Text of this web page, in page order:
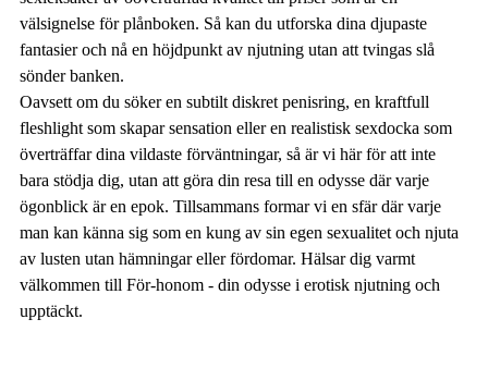
välsignelse för plånboken. Så kan du utforska dina djupaste
fantasier och nå en höjdpunkt av njutning utan att tvingas slå
sönder banken.
Oavsett om du söker en subtilt diskret penisring, en kraftfull
fleshlight som skapar sensation eller en realistisk sexdocka som
överträffar dina vildaste förväntningar, så är vi här för att inte
bara stödja dig, utan att göra din resa till en odysse där varje
ögonblick är en epok. Tillsammans formar vi en sfär där varje
man kan känna sig som en kung av sin egen sexualitet och njuta
av lusten utan hämningar eller fördomar. Hälsar dig varmt
välkommen till För-honom - din odysse i erotisk njutning och
upptäckt.